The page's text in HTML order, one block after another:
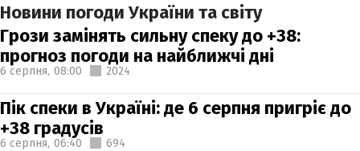
Новини погоди України та світу
Грози замінять сильну спеку до +38:
прогноз погоди на найближчі дні
6 серпня, 08:00 2024
Пік спеки в Україні: де 6 серпня пригріє до
+38 градусів
6 серпня, 06:40 694